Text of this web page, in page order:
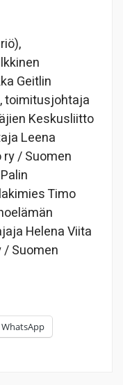
Geitlin
toimitusjohtaja
Keskusliitto
Leena
/ Suomen
Timo
Helena Viita
Suomen
WhatsApp